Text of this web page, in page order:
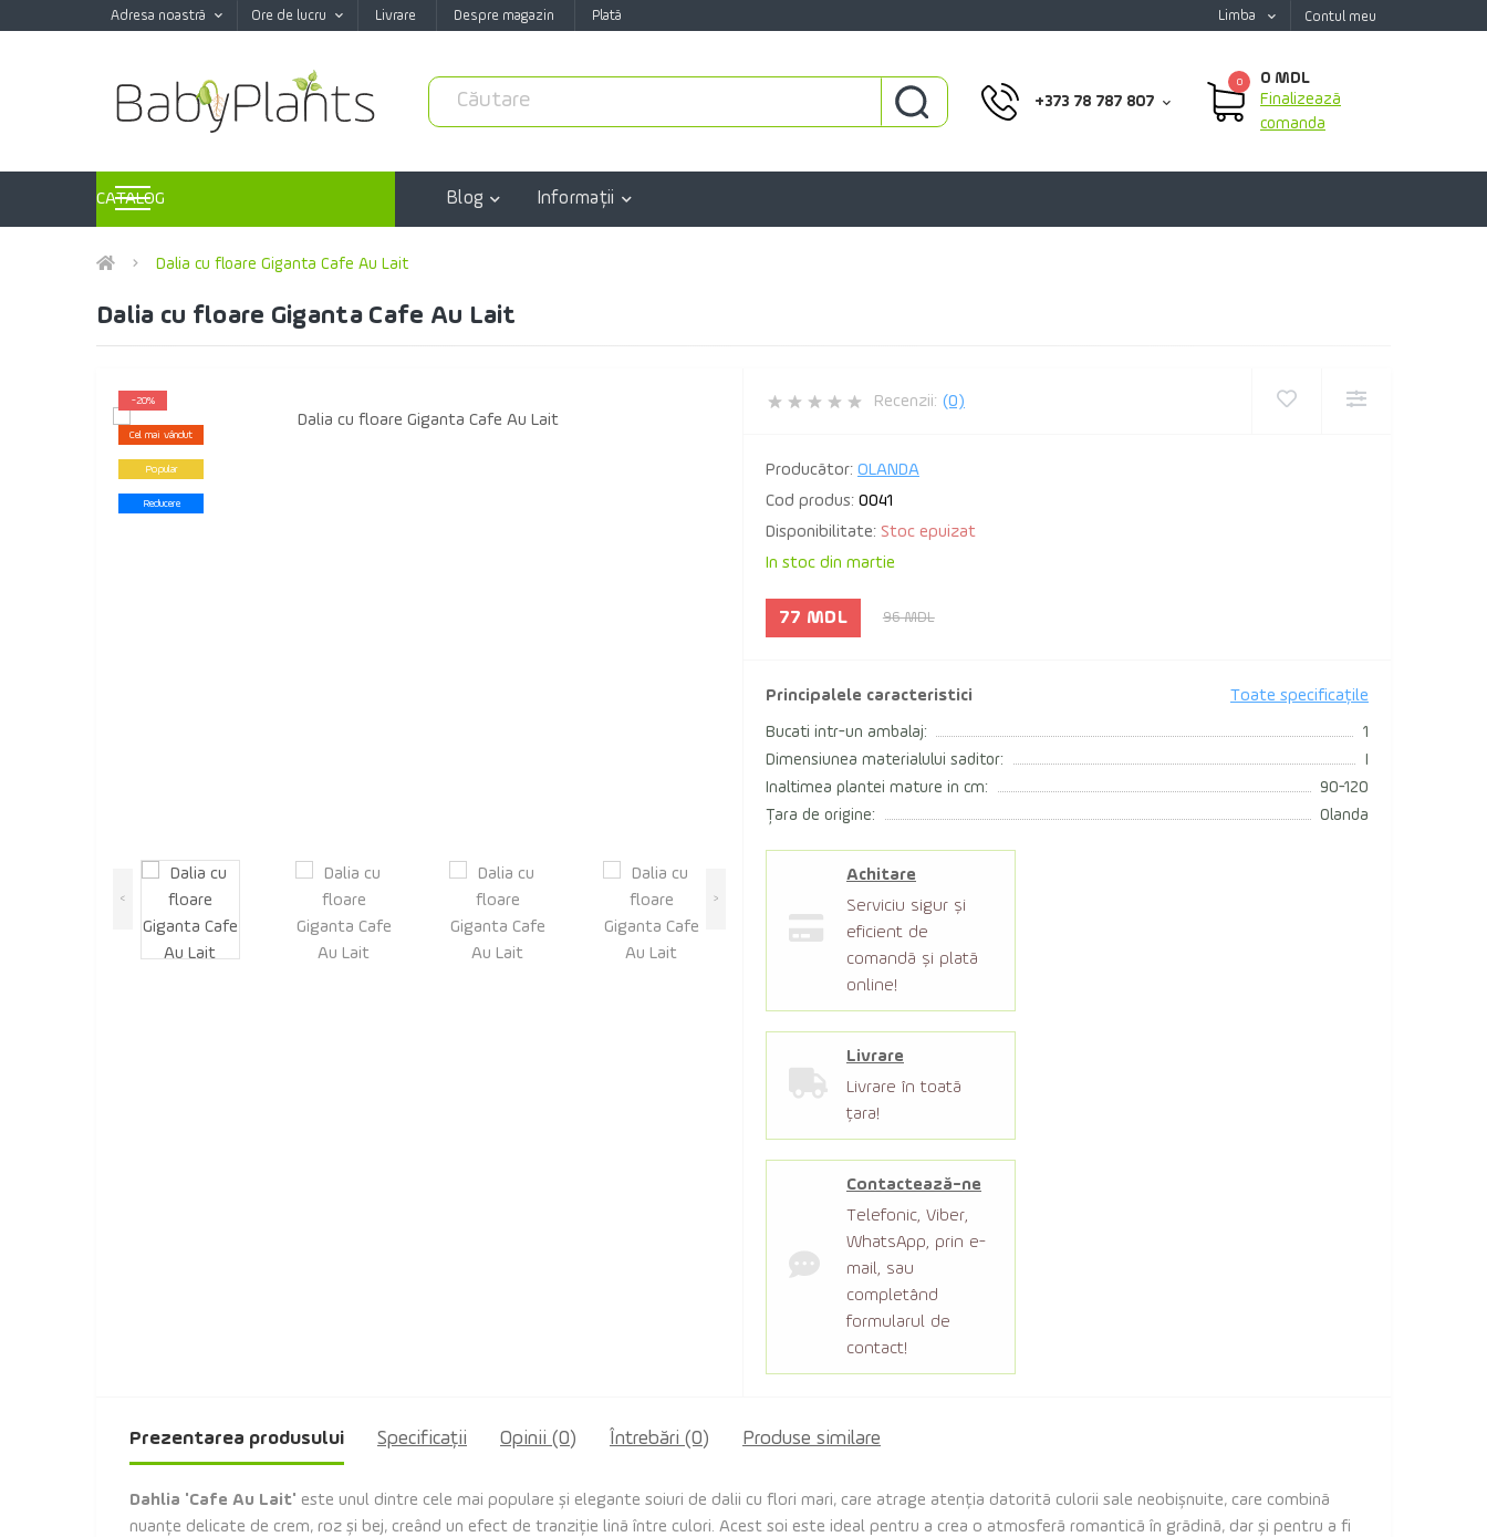
Adresa noastră Ore de lucru Livrare Despre magazin Plată Limba Contul meu
+373 78 787 807
0
0 MDL
Finalizează
comanda
CATALOG Blog Informaţii
Dalia cu floare Giganta Cafe Au Lait
Dalia cu floare Giganta Cafe Au Lait
-20%
Cel mai vândut
Popular
Reducere
< >
Recenzii: (0)
Producător: OLANDA
Cod produs: 0041
Disponibilitate: Stoc epuizat
In stoc din martie
77 MDL 96 MDL
Principalele caracteristici Toate specificațile
Bucati intr-un ambalaj:
1
Dimensiunea materialului saditor:
Inaltimea plantei mature in cm:
90-120
Țara de origine:
Olanda
Achitare
Serviciu sigur şi
eficient de
comandă şi plată
online!
Livrare
Livrare în toată
țara!
Contactează-ne
Telefonic, Viber,
WhatsApp, prin e-
mail, sau
completând
formularul de
contact!
Prezentarea produsului Specificaţii Opinii (0) Întrebări (0) Produse similare
Dahlia 'Cafe Au Lait' este unul dintre cele mai populare și elegante soiuri de dalii cu flori mari, care atrage atenția datorită culorii sale neobișnuite, care combină
nuanțe delicate de crem, roz și bej, creând un efect de tranziție lină între culori. Acest soi este ideal pentru a crea o atmosferă romantică în grădină, dar și pentru a fi